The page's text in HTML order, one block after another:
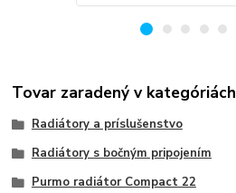
Tovar zaradený v kategóriách
Radiátory a príslušenstvo
Radiátory s bočným pripojením
Purmo radiátor Compact 22